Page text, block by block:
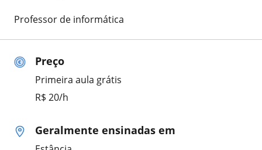
Preço
Primeira aula grátis
R$ 20/h
Geralmente ensinadas em
Professor de informática